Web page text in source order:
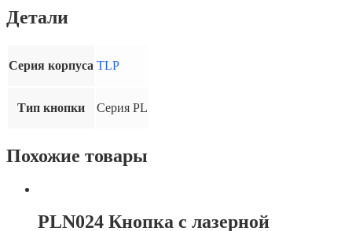
лазерной
двойной
пружинные
скорости
Детали
Серия корпуса TLP
Тип кнопки Серия PL
Похожие товары
PLN024 Кнопка с лазерной